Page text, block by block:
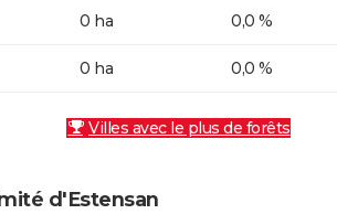
0 ha 0,0 %
0 ha 0,0 %
Villes avec le plus de forêts
d'Estensan